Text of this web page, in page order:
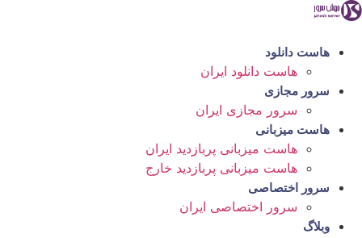
پرش
محتوا
هاست دانلود
هاست دانلود ایران
سرور مجازی
سرور مجازی ایران
هاست میزبانی
هاست میزبانی پربازدید ایران
هاست میزبانی پربازدید خارج
سرور اختصاصی
سرور اختصاصی ایران
وبلاگ